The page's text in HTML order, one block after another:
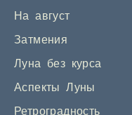
На август
Затмения
Луна без курса
Аспекты Луны
Ретроградность